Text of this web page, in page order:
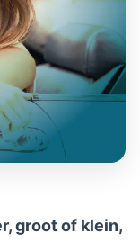
groot of klein,